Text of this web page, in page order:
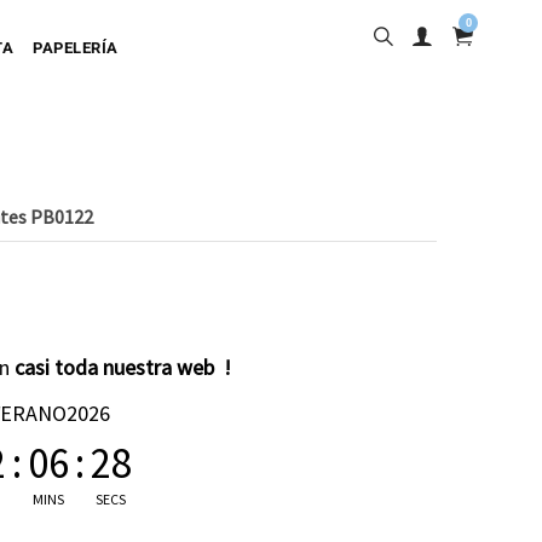
0
Adhesiva
Colgante
PAPELERÍA
PB0122
casi toda nuestra web !
: 06
MINS
:27
SECS